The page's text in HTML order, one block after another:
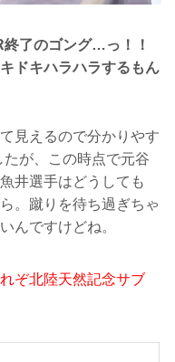
了のゴング…っ！！
ドキハラハラするもん
見えるので分かりやす
が、この時点で元谷
井選手はどうしても
。蹴りを待ち過ぎちゃ
んですけどね。
ぞ北陸天然記念サブ